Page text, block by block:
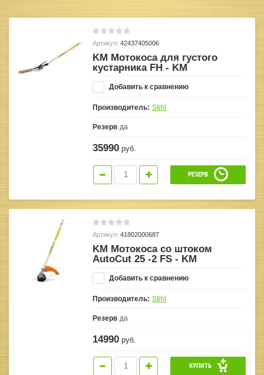
Артикул: 42437405006
KM Мотокоса для густого
кустарника FH - KM
Добавить к сравнению
Производитель: Stihl
Резерв да
35990 руб.
РЕЗЕРВ
Артикул: 41802000687
KM Мотокоса со штоком
AutoCut 25 -2 FS - KM
Добавить к сравнению
Производитель: Stihl
Резерв да
14990 руб.
КУПИТЬ